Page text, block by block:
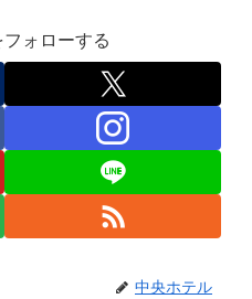
ォローする
中央ホテル